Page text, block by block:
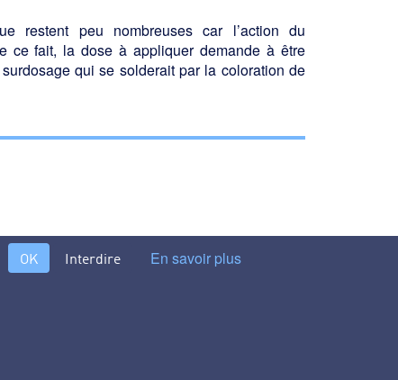
restent peu nombreuses car l’action du
ce fait, la dose à appliquer demande à être
qui se solderait par la coloration de
OK Interdire En savoir plus